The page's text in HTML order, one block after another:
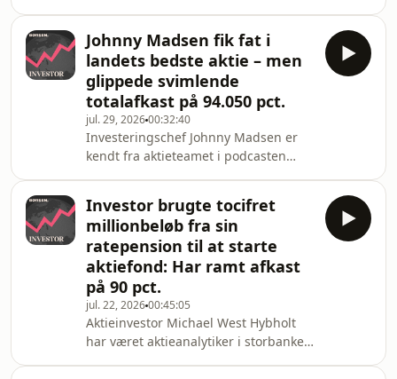
kapitalforvalteren Brock Milton
Capital, fortæller, hvorfor Novos
strategi til mere vækst er en farefuld
vej at gå.Henrik Karlsen,
investeringsdirektør i
investeringsfonden Horizon3,
medvirker også og giver sit syn på
sommerens mange voldsomme
kursbevægels
Johnny Madsen fik fat i
landets bedste aktie – men
glippede svimlende
totalafkast på 94.050 pct.
jul. 29, 202600:32:40
Investeringschef Johnny Madsen er
kendt fra aktieteamet i podcasten
rundet 25 år som selvstændig
kapitalforvalter, og så har han en
forkærlighed for historiske
vinderaktier som DSV og Novo
Nordisk, selv når kurserne
falder.Begge aktier har han været
investeret i gennem årtier. DSV fik han
i første omgang købt på det hel
Investor brugte tocifret
millionbeløb fra sin
ratepension til at starte
aktiefond: Har ramt afkast
på 90 pct.
jul. 22, 202600:45:05
Aktieinvestor Michael West Hybholt
har været aktieanalytiker i storbanker